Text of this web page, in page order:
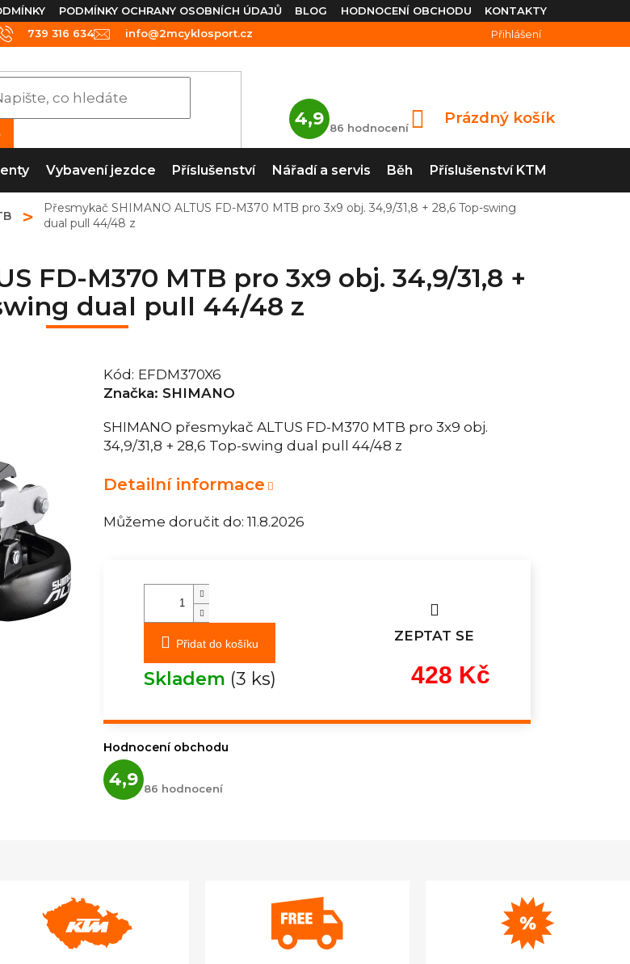
PODMÍNKY OCHRANY OSOBNÍCH ÚDAJŮ BLOG KONTAKTY
HODNOCENÍ OBCHODU
739 316 634 info@2mcyklosport.cz Přihlášení
4,9
Průměrné
hodnocení
je
4,9
5
hvězdiček.
86 hodnocení
NÁKUPNÍ
Prázdný košík
Vybavení jezdce Příslušenství Nářadí a servis Běh Příslušenství KTM
Přesmykač SHIMANO ALTUS FD-M370 MTB pro 3x9 obj. 34,9/31,8 + 28,6 Top-swing
dual pull 44/48 z
FD-M370 MTB pro 3x9 obj. 34,9/31,8 +
dual pull 44/48 z
Kód: EFDM370X6
Značka: SHIMANO
Můžeme doručit do: 11.8.2026
SHIMANO přesmykač ALTUS FD-M370 MTB pro 3x9 obj.
34,9/31,8 + 28,6 Top-swing dual pull 44/48 z
Detailní informace
Přidat do košíku
ZEPTAT SE
Skladem (3 ks) 428 Kč
cena:
Hodnocení obchodu
4,9 hodnocení
obchodu
86 hodnocení